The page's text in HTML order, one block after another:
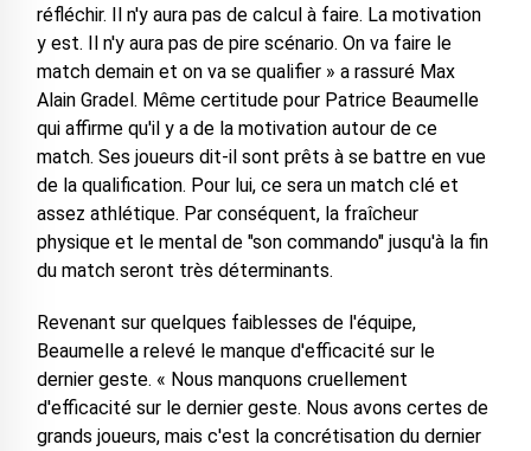
réfléchir. Il n'y aura pas de calcul à faire. La motivation
y est. Il n'y aura pas de pire scénario. On va faire le
match demain et on va se qualifier » a rassuré Max
Alain Gradel. Même certitude pour Patrice Beaumelle
qui affirme qu'il y a de la motivation autour de ce
match. Ses joueurs dit-il sont prêts à se battre en vue
de la qualification. Pour lui, ce sera un match clé et
assez athlétique. Par conséquent, la fraîcheur
physique et le mental de "son commando" jusqu'à la fin
du match seront très déterminants.
Revenant sur quelques faiblesses de l'équipe,
Beaumelle a relevé le manque d'efficacité sur le
dernier geste. « Nous manquons cruellement
d'efficacité sur le dernier geste. Nous avons certes de
grands joueurs, mais c'est la concrétisation du dernier